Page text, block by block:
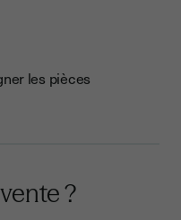
les pièces
?